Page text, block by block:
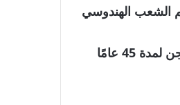
ويأتي إعلان زيلايا في الوقت الذي تم فيه إطلاق سراح هيرنانديز من حكم بالسجن لمدة 45 عامًا